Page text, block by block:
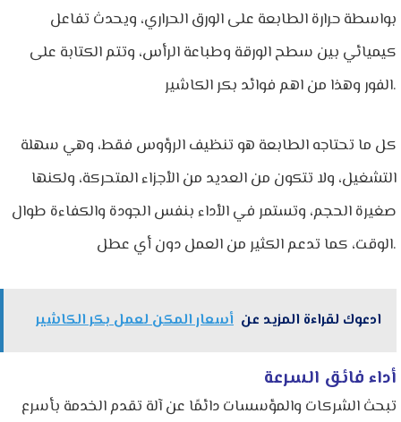
بواسطة حرارة الطابعة على الورق الحراري، ويحدث تفاعل
كيميائي بين سطح الورقة وطباعة الرأس، وتتم الكتابة على
الفور وهذا من اهم فوائد بكر الكاشير.
كل ما تحتاجه الطابعة هو تنظيف الرؤوس فقط، وهي سهلة
التشغيل، ولا تتكون من العديد من الأجزاء المتحركة، ولكنها
صغيرة الحجم، وتستمر في الأداء بنفس الجودة والكفاءة طوال
الوقت، كما تدعم الكثير من العمل دون أي عطل.
ادعوك لقراءة المزيد عن أسعار المكن لعمل بكر الكاشير
أداء فائق السرعة
تبحث الشركات والمؤسسات دائمًا عن آلة تقدم الخدمة بأسرع